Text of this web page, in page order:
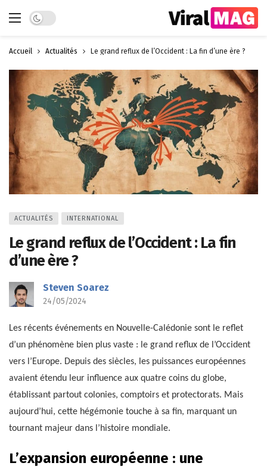
Dark mode
Accueil Actualités Le grand reflux de l’Occident : La fin d’une ère ?
ACTUALITÉS INTERNATIONAL
Le grand reflux de l’Occident : La fin
d’une ère ?
Steven Soarez
24/05/2024
Les récents événements en Nouvelle-Calédonie sont le reflet
d’un phénomène bien plus vaste : le grand reflux de l’Occident
vers l’Europe. Depuis des siècles, les puissances européennes
avaient étendu leur influence aux quatre coins du globe,
établissant partout colonies, comptoirs et protectorats. Mais
aujourd’hui, cette hégémonie touche à sa fin, marquant un
tournant majeur dans l’histoire mondiale.
L’expansion européenne : une